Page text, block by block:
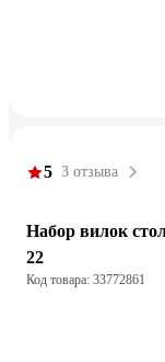
5 3 отзыва
Набор вилок
22
Код товара: 33772861